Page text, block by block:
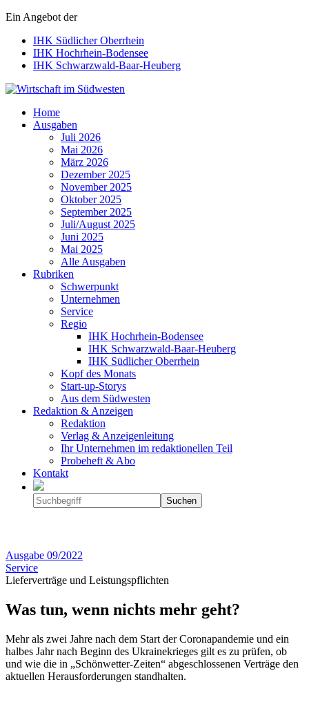
Ein Angebot der
IHK Südlicher Oberrhein
IHK Hochrhein-Bodensee
IHK Schwarzwald-Baar-Heuberg
Wirtschaft im Südwesten
Home
Ausgaben
Juli 2026
Mai 2026
März 2026
Dezember 2025
November 2025
Oktober 2025
September 2025
Juli/August 2025
Juni 2025
Mai 2025
Alle Ausgaben
Rubriken
Schwerpunkt
Unternehmen
Service
Regio
IHK Hochrhein-Bodensee
IHK Schwarzwald-Baar-Heuberg
IHK Südlicher Oberrhein
Kopf des Monats
Start-up-Storys
Aus dem Südwesten
Redaktion & Anzeigen
Redaktion
Verlag & Anzeigenleitung
Ihr Unternehmen im redaktionellen Teil
Probeheft & Abo
Kontakt
Ausgabe 09/2022
Service
Lieferverträge und Leistungspflichten
Was tun, wenn nichts mehr geht?
Mehr als zwei Jahre nach dem Start der Coronapandemie und ein
halbes Jahr nach Beginn des Ukrainekrieges gilt es zu prüfen, ob
und wie die in „Schönwetter-Zeiten“ abgeschlossenen Verträge den
aktuellen Herausforderungen standhalten.